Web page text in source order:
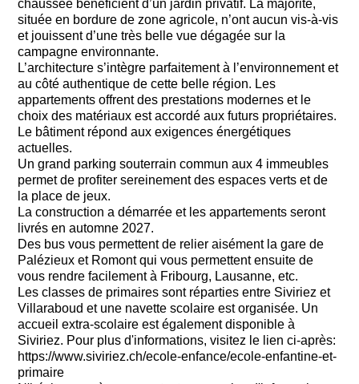
chaussée bénéficient d’un jardin privatif. La majorité,
située en bordure de zone agricole, n’ont aucun vis-à-vis
et jouissent d’une très belle vue dégagée sur la
campagne environnante.
L’architecture s’intègre parfaitement à l’environnement et
au côté authentique de cette belle région. Les
appartements offrent des prestations modernes et le
choix des matériaux est accordé aux futurs propriétaires.
Le bâtiment répond aux exigences énergétiques
actuelles.
Un grand parking souterrain commun aux 4 immeubles
permet de profiter sereinement des espaces verts et de
la place de jeux.
La construction a démarrée et les appartements seront
livrés en automne 2027.
Des bus vous permettent de relier aisément la gare de
Palézieux et Romont qui vous permettent ensuite de
vous rendre facilement à Fribourg, Lausanne, etc.
Les classes de primaires sont réparties entre Siviriez et
Villaraboud et une navette scolaire est organisée. Un
accueil extra-scolaire est également disponible à
Siviriez. Pour plus d'informations, visitez le lien ci-après:
https://www.siviriez.ch/ecole-enfance/ecole-enfantine-et-
primaire